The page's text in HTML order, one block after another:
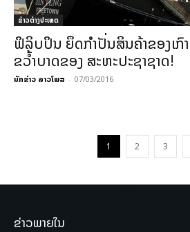
ຂ່າວຕ່າງປະເທດ
ຟິລິບປິນ ຍຶດກຳປັ່ນສິນຄ້າຂອງເ
ຂວ້ຳບາດຂອງ ສະຫະປະຊາຊາດ!
ນັກຂ່າວ ລາວໂພສ - 07/03/2016
1 2 3
ຂ່າວພາຍໃນ